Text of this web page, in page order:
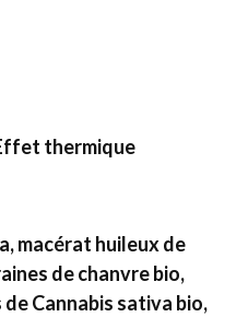
thermique
macérat huileux de
de chanvre bio,
Cannabis sativa bio,